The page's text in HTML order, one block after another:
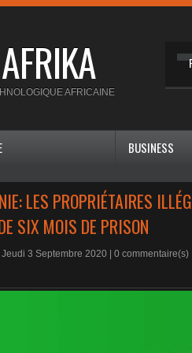
AFRICAINE
BUSINESS
LES PROPRIÉTAIRES
SIX MOIS DE PRISON
3 Septembre 2020 | 0 commentaire(s)